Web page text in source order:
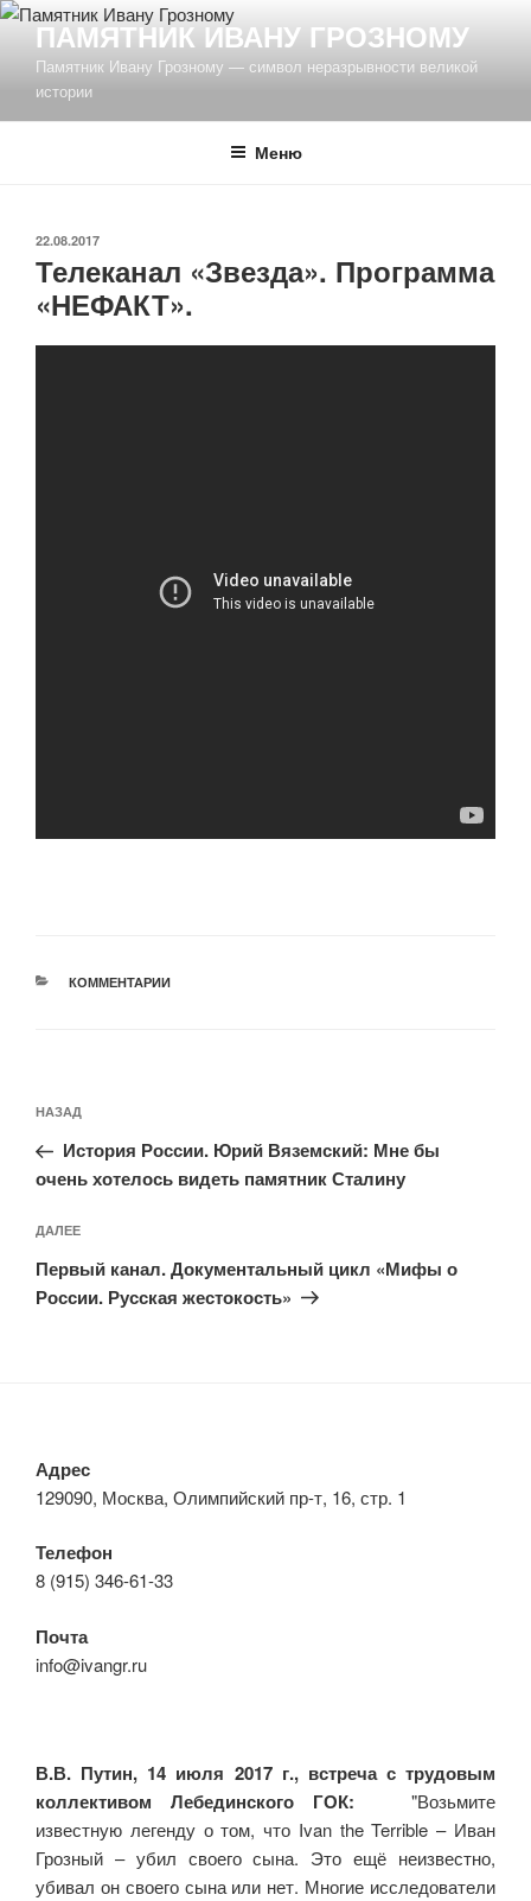
Перейти
содержимому
ПАМЯТНИК ИВАНУ ГРОЗНОМУ
Памятник Ивану Грозному — символ неразрывности великой
истории
Меню
ОПУБЛИКОВАНО
22.08.2017
Телеканал «Звезда». Программа
«НЕФАКТ».
РУБРИКИ
КОММЕНТАРИИ
по
записям
Предыдущая
запись:
НАЗАД
История России. Юрий Вяземский: Мне бы
очень хотелось видеть памятник Сталину
Следующая
запись
ДАЛЕЕ
Первый канал. Документальный цикл «Мифы о
России. Русская жестокость»
Адрес
129090, Москва, Олимпийский пр-т, 16, стр. 1
Телефон
8 (915) 346-61-33
Почта
info@ivangr.ru
В.В. Путин, 14 июля 2017 г., встреча с трудовым
коллективом Лебединского ГОК: "Возьмите
известную легенду о том, что Ivan the Terrible – Иван
Грозный – убил своего сына. Это ещё неизвестно,
убивал он своего сына или нет. Многие исследователи